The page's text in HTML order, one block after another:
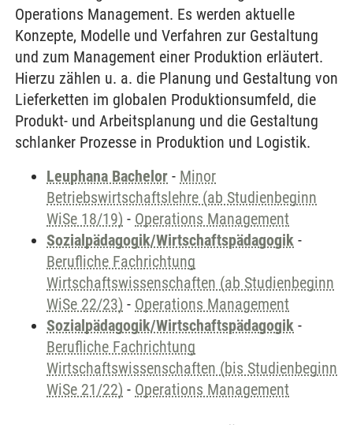
Operations Management. Es werden aktuelle
Konzepte, Modelle und Verfahren zur Gestaltung
und zum Management einer Produktion erläutert.
Hierzu zählen u. a. die Planung und Gestaltung von
Lieferketten im globalen Produktionsumfeld, die
Produkt- und Arbeitsplanung und die Gestaltung
schlanker Prozesse in Produktion und Logistik.
Leuphana Bachelor - Minor
Betriebswirtschaftslehre (ab Studienbeginn
WiSe 18/19) - Operations Management
Sozialpädagogik/Wirtschaftspädagogik -
Berufliche Fachrichtung
Wirtschaftswissenschaften (ab Studienbeginn
WiSe 22/23) - Operations Management
Sozialpädagogik/Wirtschaftspädagogik -
Berufliche Fachrichtung
Wirtschaftswissenschaften (bis Studienbeginn
WiSe 21/22) - Operations Management